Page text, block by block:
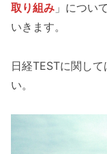
取り組み 」につい
いきます。
日経TESTに関し
い。